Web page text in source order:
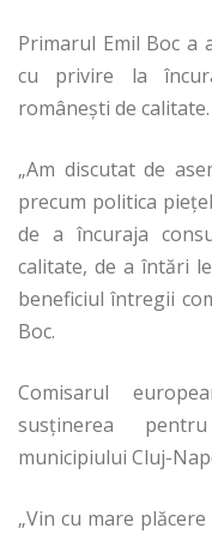
Primarul Emil Boc a
cu privire la
româneşti de calitate.
„Am discutat de
precum politica
de a încuraja
calitate, de a întări
beneficiul întregii
Boc.
Comisarul
susţinerea
municipiului Cluj-
„Vin cu mare